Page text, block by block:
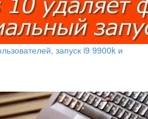
запуск i9 9900k и